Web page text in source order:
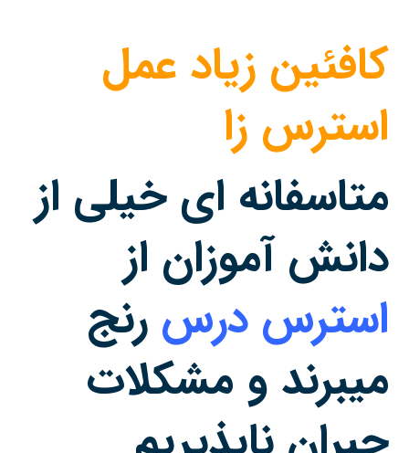
کافئین زیاد عمل
استرس زا
متاسفانه ای خیلی از
دانش آموزان از
استرس درس رنج
میبرند و مشکلات